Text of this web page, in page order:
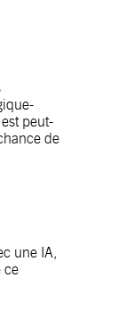
peut-
de
une IA,
ce